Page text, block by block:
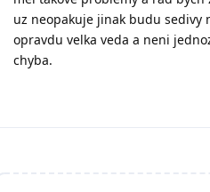
uz neopakuje jinak budu sedivy
opravdu velka veda a neni
chyba.